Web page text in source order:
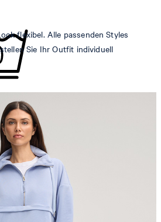
schonend
flexibel. Alle passenden Styles
Sie Ihr Outfit individuell